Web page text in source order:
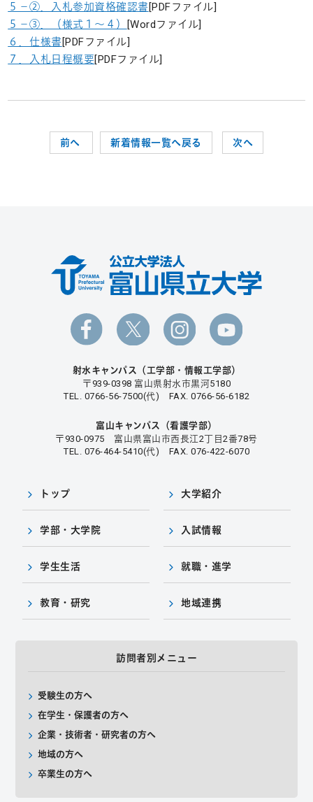
５－②．入札参加資格確認書 [PDFファイル]
５－③．（様式１～４）
[Wordファイル]
６．仕様書 [PDFファイル]
７．入札日程概要[PDFファイル]
前へ 新着情報一覧へ戻る 次へ
射水キャンパス（工学部・情報工学部）
〒939-0398 富山県射水市黒河5180
TEL. 0766-56-7500(代) FAX. 0766-56-6182
富山キャンパス（看護学部）
〒930-0975 富山県富山市西長江2丁目2番78号
TEL. 076-464-5410(代) FAX. 076-422-6070
トップ 大学紹介
学部・大学院 入試情報
学生生活 就職・進学
教育・研究 地域連携
訪問者別メニュー
受験生の方へ
在学生・保護者の方へ
企業・技術者・研究者の方へ
地域の方へ
卒業生の方へ